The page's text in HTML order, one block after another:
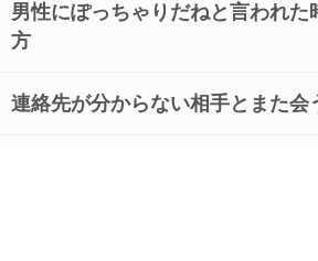
男性にぽっちゃりだねと言われた
方
連絡先が分からない相手とまた会